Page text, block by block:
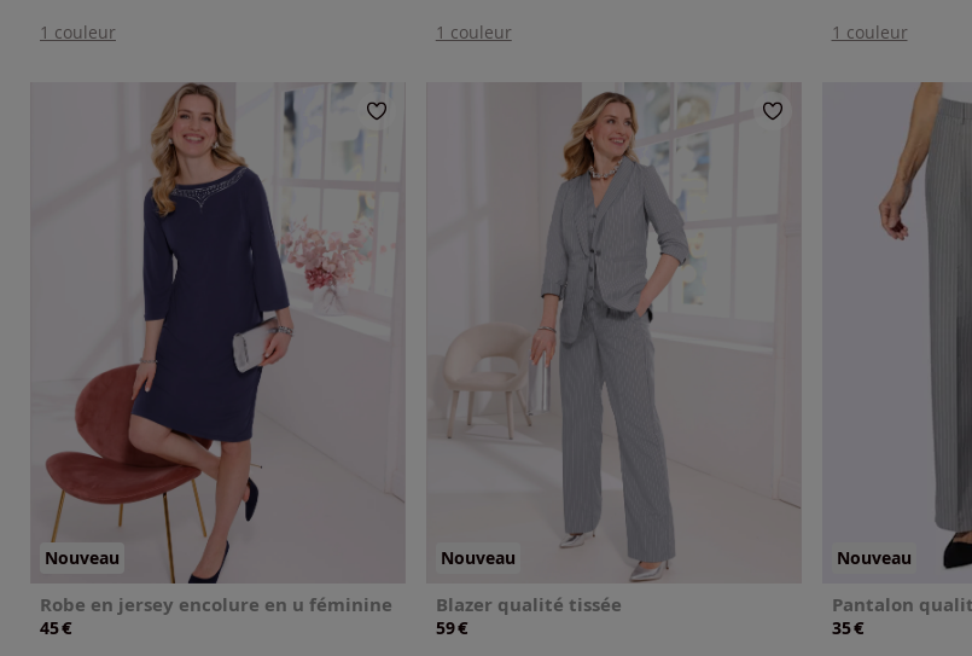
1 couleur 1 couleur 1 couleur
Nouveau
Robe en jersey encolure en u féminine
45€
Nouveau
Blazer qualité tissée
59€
Nouveau
Pantalon
35€